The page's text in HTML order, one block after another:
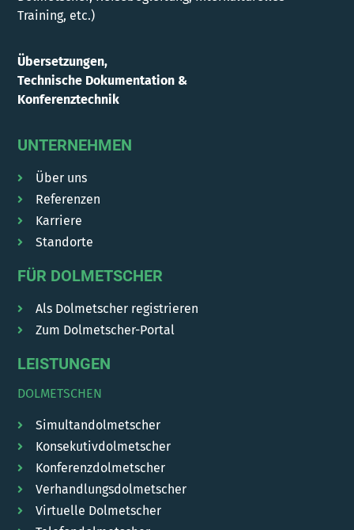
Training, etc.)
Übersetzungen,
Technische Dokumentation &
Konferenztechnik
UNTERNEHMEN
Über uns
Referenzen
Karriere
Standorte
FÜR DOLMETSCHER
Als Dolmetscher registrieren
Zum Dolmetscher-Portal
LEISTUNGEN
DOLMETSCHEN
Simultandolmetscher
Konsekutivdolmetscher
Konferenzdolmetscher
Verhandlungsdolmetscher
Virtuelle Dolmetscher